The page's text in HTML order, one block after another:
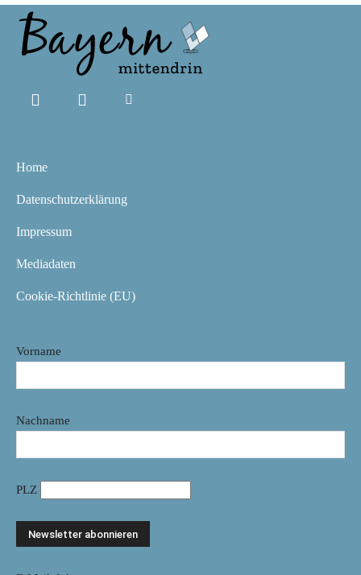
Home
Datenschutzerklärung
Impressum
Mediadaten
Cookie-Richtlinie (EU)
Vorname
Nachname
PLZ